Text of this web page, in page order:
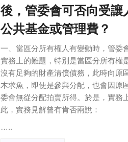
後，管委會可否向受
公共基金或管理費？
一、當區分所有權人有變動時，管委
實務上的難題，特別是當區分所有權
沒有足夠的財產清償債務，此時向原
木求魚，即使是參與分配，也會因原
委會無從分配拍賣所得。於是，實務
此，實務見解曾有肯否兩說：
…..